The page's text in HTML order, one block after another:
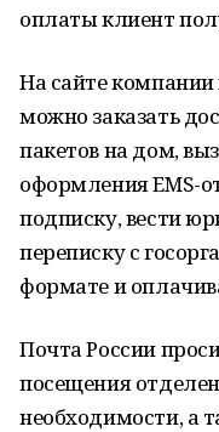
оплаты клиент
На сайте
можно заказать
пакетов на дом,
оформления EMS-
подписку, вести
переписку с
формате и
Почта России
посещения
необходимости, а